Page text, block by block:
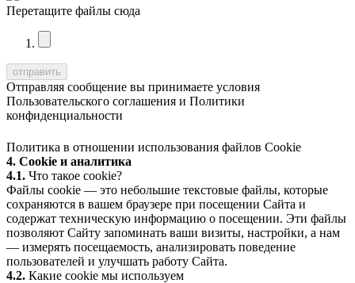
Перетащите файлы сюда
Отправляя сообщение вы принимаете условия
Пользовательского соглашения и Политики
конфиденциальности
Политика в отношении использования файлов Cookie
4. Cookie и аналитика
4.1. Что такое cookie?
Файлы cookie — это небольшие текстовые файлы, которые
сохраняются в вашем браузере при посещении Сайта и
содержат техническую информацию о посещении. Эти файлы
позволяют Сайту запоминать ваши визиты, настройки, а нам
— измерять посещаемость, анализировать поведение
пользователей и улучшать работу Сайта.
4.2. Какие cookie мы используем